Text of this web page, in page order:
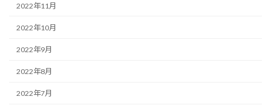
2022年11月
2022年10月
2022年9月
2022年8月
2022年7月